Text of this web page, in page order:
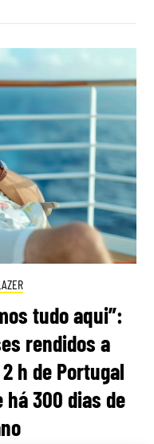
tudo aqui”:
rendidos a
h de Portugal
há 300 dias de